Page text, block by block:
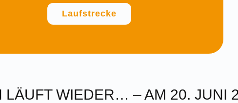
Laufstrecke
LÄUFT WIEDER… – AM 20. JUNI